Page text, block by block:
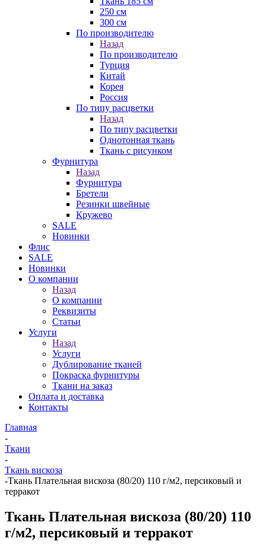
250 см
300 см
По производителю
Назад
По производителю
Турция
Китай
Корея
Россия
По типу расцветки
Назад
По типу расцветки
Однотонная ткань
Ткань с рисунком
Фурнитура
Назад
Фурнитура
Бретели
Резинки швейные
Кружево
SALE
Новинки
Флис
SALE
Новинки
О компании
Назад
О компании
Реквизиты
Статьи
Услуги
Назад
Услуги
Дублирование тканей
Покраска фурнитуры
Ткани на заказ
Оплата и доставка
Контакты
Главная
-
Ткани
-
Ткань вискоза
-Ткань Плательная вискоза (80/20) 110 г/м2, персиковый и
терракот
Ткань Плательная вискоза (80/20) 110
г/м2, персиковый и терракот